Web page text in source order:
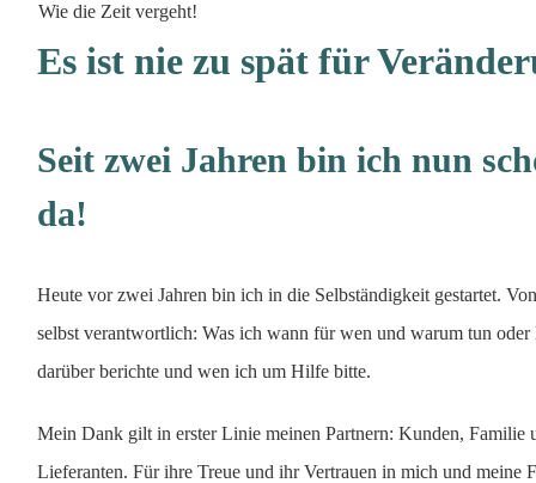
Wie die Zeit vergeht!
Es ist nie zu spät für
Seit zwei Jahren bin ich nun
da!
Heute vor zwei Jahren bin ich in die Selbständigkeit gestartet.
selbst verantwortlich: Was ich wann für wen und warum tun oder
darüber berichte und wen ich um Hilfe bitte.
Mein Dank gilt in erster Linie meinen Partnern: Kunden, Familie
Lieferanten. Für ihre Treue und ihr Vertrauen in mich und meine